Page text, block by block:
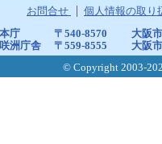
お問合せ 個人情報の取り
本庁 〒540-8570
大阪
咲洲庁舎
〒559-8555
大阪
© Copyright 2003-